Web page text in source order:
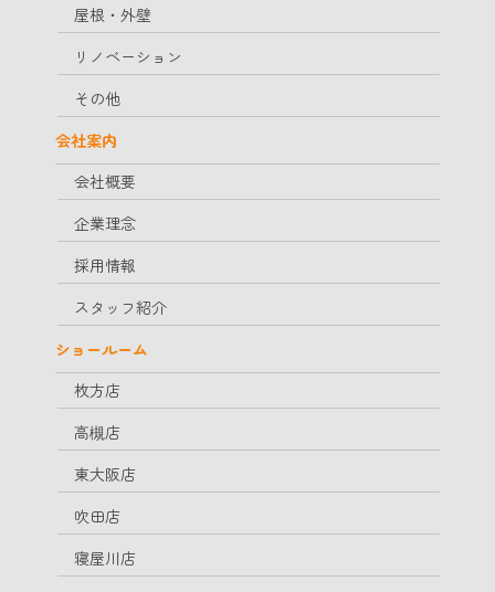
屋根・外壁
リノベーション
その他
会社案内
会社概要
企業理念
採用情報
スタッフ紹介
ショールーム
枚方店
高槻店
東大阪店
吹田店
寝屋川店